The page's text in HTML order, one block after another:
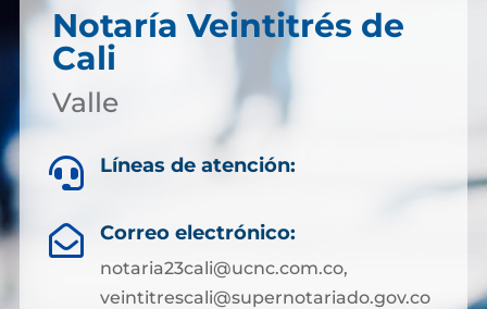
Notaría Veintitrés de
Cali
Valle
 Líneas de atención:
 Correo electrónico:
notaria23cali@ucnc.com.co,
veintitrescali@supernotariado.gov.co